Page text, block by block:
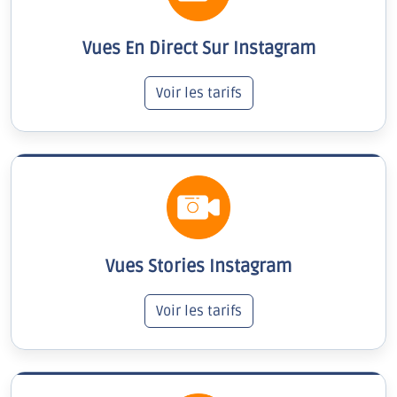
Vues En Direct Sur Instagram
Voir les tarifs
Vues Stories Instagram
Voir les tarifs